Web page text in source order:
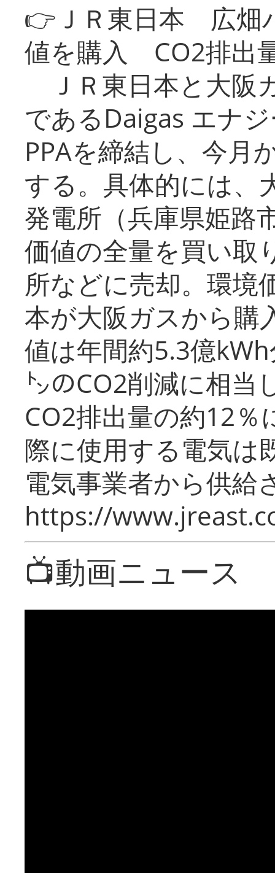
👉ＪＲ東日本 広畑
値を購入 CO2排出
ＪＲ東日本と大阪
であるDaigas エナ
PPAを締結し、今月
する。具体的には、
発電所（兵庫県姫路
価値の全量を買い取
所などに売却。環境
本が大阪ガスから購
値は年間約5.3億
㌧のCO2削減に相当
CO2排出量の約12％
際に使用する電気は
電気事業者から供給
https://
📺動画ニュース